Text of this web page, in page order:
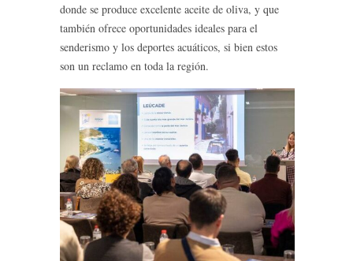
donde se produce excelente aceite de oliva, y que
también ofrece oportunidades ideales para el
senderismo y los deportes acuáticos, si bien estos
son un reclamo en toda la región.